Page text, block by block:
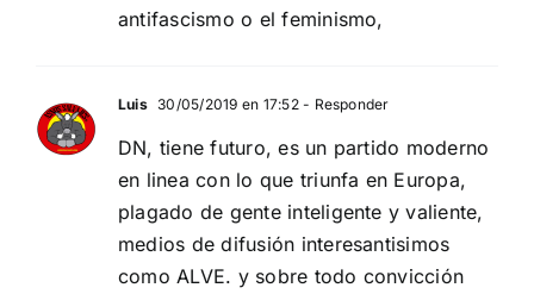
antifascismo o el feminismo,
Luis 30/05/2019 en 17:52- Responder
DN, tiene futuro, es un partido moderno
en linea con lo que triunfa en Europa,
plagado de gente inteligente y valiente,
medios de difusión interesantisimos
como ALVE. y sobre todo convicción